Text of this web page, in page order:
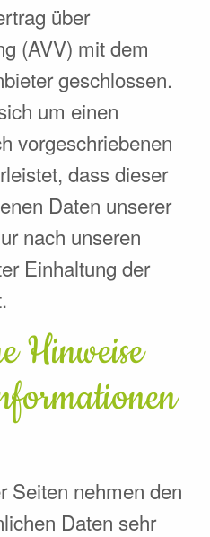
über
(AVV) mit dem
geschlossen.
um einen
vorgeschriebenen
dass dieser
Daten unserer
nach unseren
Einhaltung der
Hinweise
Seiten nehmen den
Daten sehr